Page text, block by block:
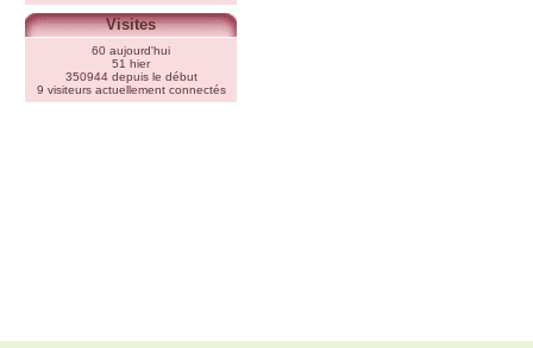
Visites
60 aujourd'hui
51 hier
350944 depuis le début
9 visiteurs actuellement connectés